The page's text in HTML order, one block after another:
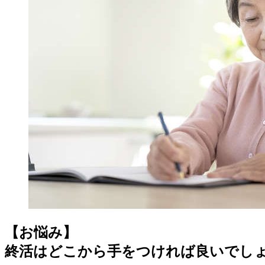
【お悩み】
終活はどこから手をつければ良いでし